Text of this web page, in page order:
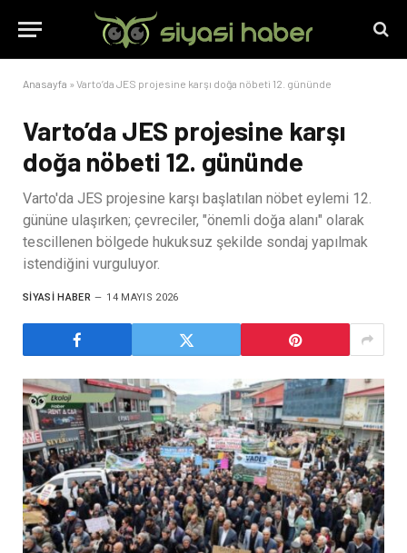
Anasayfa » Varto’da JES projesine karşı doğa nöbeti 12. gününde
Varto’da JES projesine karşı
doğa nöbeti 12. gününde
Varto'da JES projesine karşı başlatılan nöbet eylemi 12.
gününe ulaşırken; çevreciler, "önemli doğa alanı" olarak
tescillenen bölgede hukuksuz şekilde sondaj yapılmak
istendiğini vurguluyor.
SIYASI HABER 14 MAYIS 2026